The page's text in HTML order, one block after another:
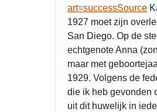
art=successSource
1927 moet zijn
San Diego. Op de
echtgenote Anna
maar met
1929. Volgens de
die ik heb gevonden
uit dit huwelijk in